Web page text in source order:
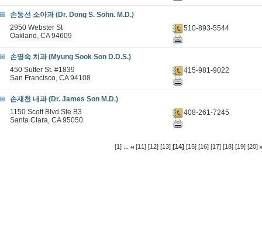
손동선 소아과 (Dr. Dong S. Sohn. M.D.)
2950 Webster St
Oakland, CA 94609
510-893-5544
손명숙 치과 (Myung Sook Son D.D.S.)
450 Sutter St. #1839
San Francisco, CA 94108
415-981-9022
손재천 내과 (Dr. James Son M.D.)
1150 Scott Blvd Ste B3
Santa Clara, CA 95050
408-261-7245
[1]... [11] [12] [13] [14] [15] [16] [17] [18] [19] [20]